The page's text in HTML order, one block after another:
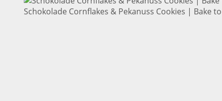
Schokolade Cornflakes & Pekanuss Cookies | Bake